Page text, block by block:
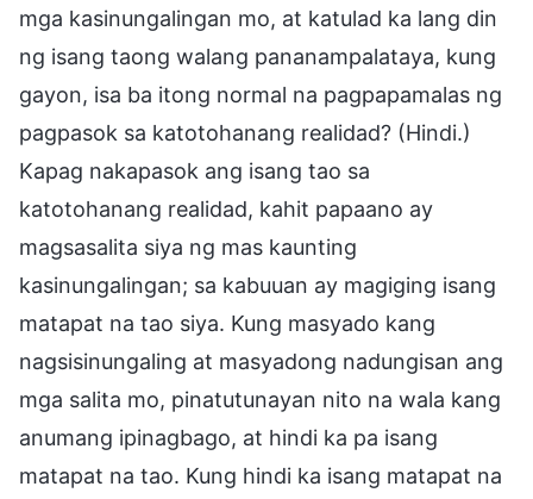
mga kasinungalingan mo, at katulad ka lang din
ng isang taong walang pananampalataya, kung
gayon, isa ba itong normal na pagpapamalas ng
pagpasok sa katotohanang realidad? (Hindi.)
Kapag nakapasok ang isang tao sa
katotohanang realidad, kahit papaano ay
magsasalita siya ng mas kaunting
kasinungalingan; sa kabuuan ay magiging isang
matapat na tao siya. Kung masyado kang
nagsisinungaling at masyadong nadungisan ang
mga salita mo, pinatutunayan nito na wala kang
anumang ipinagbago, at hindi ka pa isang
matapat na tao. Kung hindi ka isang matapat na